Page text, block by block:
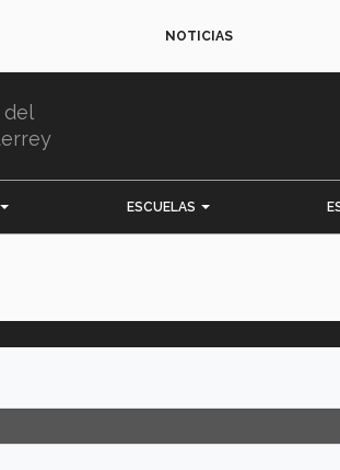
NOTICIAS
del
ESCUELAS